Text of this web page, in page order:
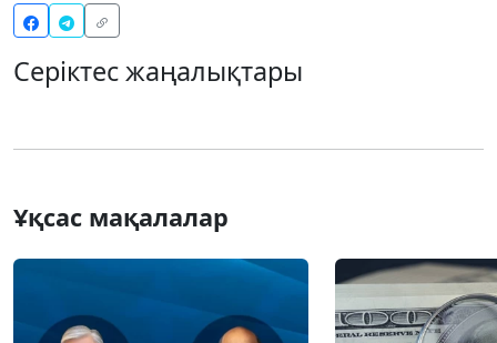
Серіктес жаңалықтары
Ұқсас мақалалар